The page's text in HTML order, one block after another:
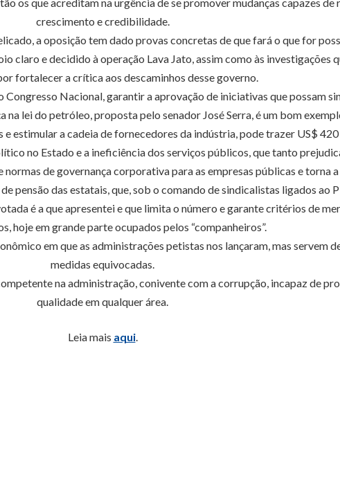
crescimento e credibilidade.
a oposição tem dado provas concretas de que fará o que for
claro e decidido à operação Lava Jato, assim como às investigações
fortalecer a crítica aos descaminhos desse governo.
Nacional, garantir a aprovação de iniciativas que possam
lei do petróleo, proposta pelo senador José Serra, é um bom
estimular a cadeia de fornecedores da indústria, pode trazer US$
no Estado e a ineficiência dos serviços públicos, que tanto
de governança corporativa para as empresas públicas e torna
pensão das estatais, que, sob o comando de sindicalistas ligados ao
é a que apresentei e que limita o número e garante critérios de
hoje em grande parte ocupados pelos “companheiros”.
em que as administrações petistas nos lançaram, mas servem
medidas equivocadas.
na administração, conivente com a corrupção, incapaz de
qualidade em qualquer área.
Leia mais aqui.